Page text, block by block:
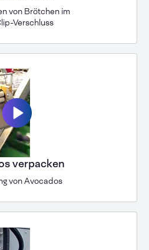
von Brötchen im
Verschluss
verpacken
von Avocados